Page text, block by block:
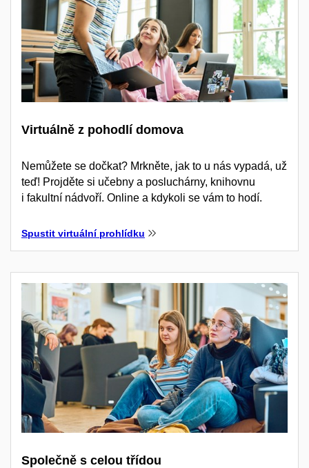
Virtuálně z pohodlí domova
Nemůžete se dočkat? Mrkněte, jak to u nás vypadá, už
teď! Projděte si učebny a posluchárny, knihovnu
i fakultní nádvoří. Online a kdykoli se vám to hodí.
Spustit virtuální prohlídku
Společně s celou třídou